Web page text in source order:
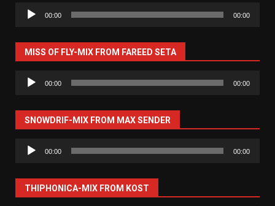
Аудиоплеер
00:00 00:00
MISS OF FLY-MIX FROM FAREED SETA
Аудиоплеер
00:00 00:00
SNOWDRIF-MIX FROM MAX SENDER
Аудиоплеер
00:00 00:00
THIPHONICA-MIX FROM KOST